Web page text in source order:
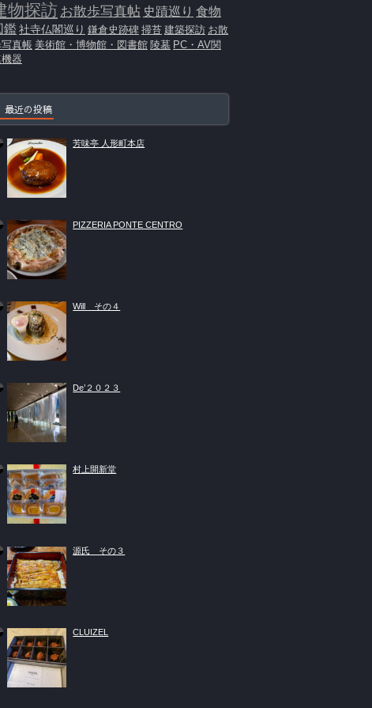
物探訪 お散歩写真帖 史蹟巡り 食物
鑑社寺仏閣巡り 鎌倉史跡碑 掃苔 建築探訪 お散
真帳 美術館・博物館・図書館 陵墓 PC・AV関
器
最近の投稿
芳味亭 人形町本店
PIZZERIA PONTE CENTRO
Will その４
De’２０２３
村上開新堂
源氏 その３
CLUIZEL